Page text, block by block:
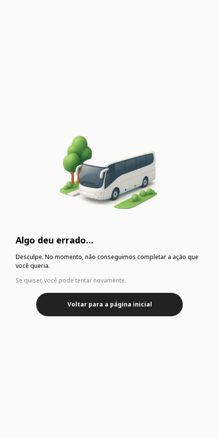
Algo deu errado...
Desculpe. No momento, não conseguimos completar a ação que
você queria.
Se quiser, você pode tentar novamente.
Voltar para a página inicial